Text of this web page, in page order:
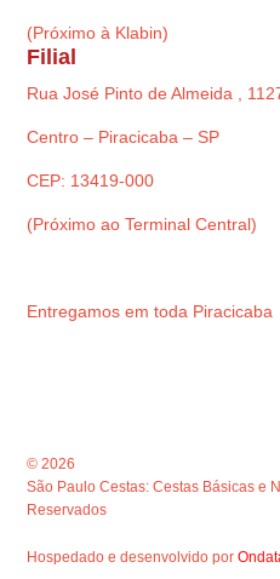
(Próximo à Klabin)
Filial
Rua José Pinto de Almeida ,
Centro – Piracicaba – SP
CEP: 13419-000
(Próximo ao Terminal Central)
Entregamos em toda Piracicaba
© 2026
São Paulo Cestas: Cestas Básicas e
Reservados
Hospedado e desenvolvido por